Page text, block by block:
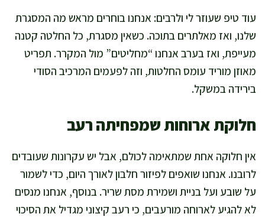
עוד טיפ שעוזר לי ולרבים: אנחנו בוחרים מראש מה המסגרת
שלנו, ואז מאלתרים בתוכה. כשאין מסגרת, כל החלטה קטנה
מעייפת, ואז בערב אנחנו “מחליטים” מול המקרר. תפריט
מאוזן מוריד עומס החלטות, וזה לפעמים המרכיב הסודי
בירידה במשקל.
חלוקת ארוחות שמפחיתה רעב
אין חלוקה אחת שמתאימה לכולם, אבל יש עקרונות שעובדים
לרובנו. אנחנו שואפים לפיזור חלבון לאורך היום, כדי לשמור
על שובע ועל בניית ושמירת מסת שריר. בנוסף, אנחנו מנסים
לא להגיע לארוחה מורעבים, כי רעב קיצוני מגדיל את הסיכוי